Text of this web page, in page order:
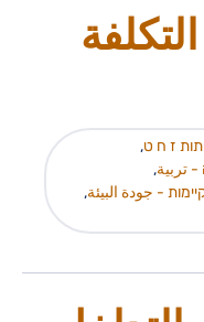
ז ח ט,
- تربية,
- جودة البيئة,